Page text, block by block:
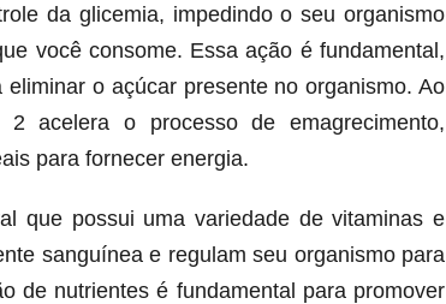
da glicemia, impedindo o seu organismo
você consome. Essa ação é fundamental,
o açúcar presente no organismo. Ao
acelera o processo de emagrecimento,
para fornecer energia.
que possui uma variedade de vitaminas e
sanguínea e regulam seu organismo para
de nutrientes é fundamental para promover